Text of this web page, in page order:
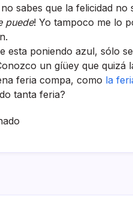
sabes que la felicidad no
puede! Yo tampoco me lo
esta poniendo azul, sólo
un gíüey que
feria compa, como la
tanta feria?